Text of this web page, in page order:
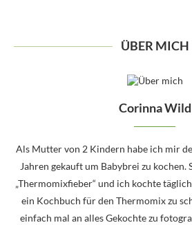
ÜBER MICH
Corinna Wild
Als Mutter von 2 Kindern habe ich mir
Jahren gekauft um Babybrei zu kochen.
„Thermomixfieber“ und ich kochte
ein Kochbuch für den Thermomix zu
einfach mal an alles Gekochte zu